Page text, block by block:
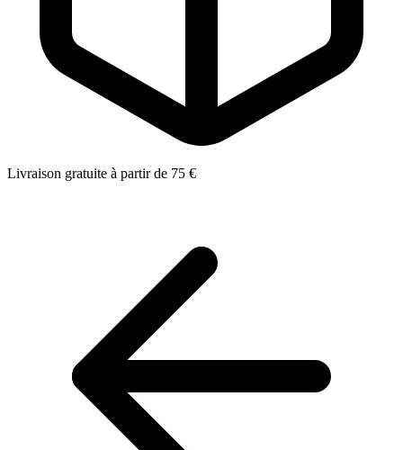
Livraison gratuite à partir de 75 €